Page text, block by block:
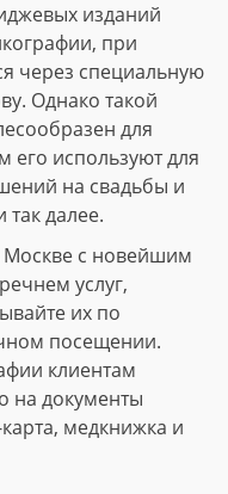
изданий
при
через специальную
Однако такой
для
его используют для
на свадьбы и
далее.
с новейшим
услуг,
их по
посещении.
клиентам
на документы
медкнижка и